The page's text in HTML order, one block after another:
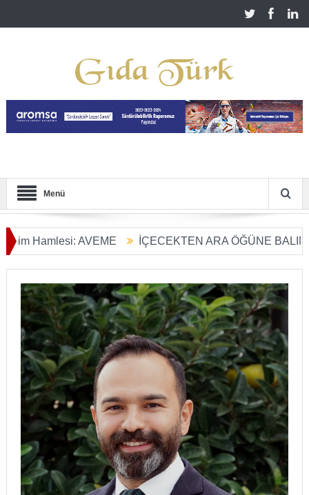
Menü
AVEME İÇECEKTEN ARA ÖĞÜNE BALIN
Başladı